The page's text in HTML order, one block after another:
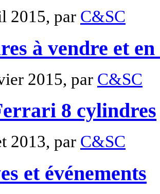
2015, par C&SC
à vendre et
2015, par C&SC
8 cylindres
2013, par C&SC
et événements